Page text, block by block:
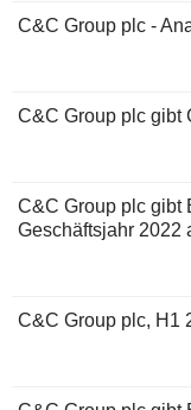
C&C Group plc -
C&C Group plc gibt
C&C Group plc gibt
Geschäftsjahr 2022
C&C Group plc, H1